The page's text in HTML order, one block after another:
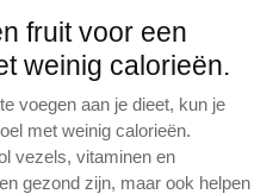
fruit voor een
weinig calorieën.
voegen aan je dieet, kun je
met weinig calorieën.
vezels, vitaminen en
gezond zijn, maar ook helpen